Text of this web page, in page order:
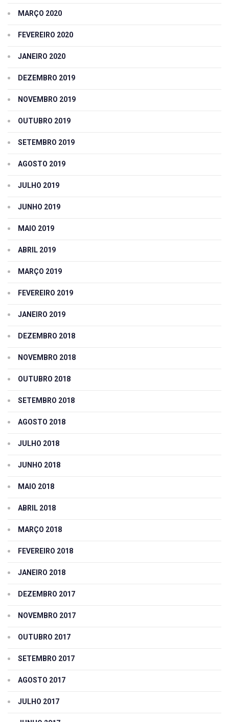
MARÇO 2020
FEVEREIRO 2020
JANEIRO 2020
DEZEMBRO 2019
NOVEMBRO 2019
OUTUBRO 2019
SETEMBRO 2019
AGOSTO 2019
JULHO 2019
JUNHO 2019
MAIO 2019
ABRIL 2019
MARÇO 2019
FEVEREIRO 2019
JANEIRO 2019
DEZEMBRO 2018
NOVEMBRO 2018
OUTUBRO 2018
SETEMBRO 2018
AGOSTO 2018
JULHO 2018
JUNHO 2018
MAIO 2018
ABRIL 2018
MARÇO 2018
FEVEREIRO 2018
JANEIRO 2018
DEZEMBRO 2017
NOVEMBRO 2017
OUTUBRO 2017
SETEMBRO 2017
AGOSTO 2017
JULHO 2017